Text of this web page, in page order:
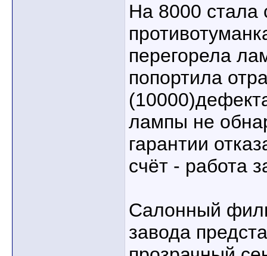
На 8000 стала
перегорела
попортила
лампы не
гарантии
счёт - работа
Салонный
завода